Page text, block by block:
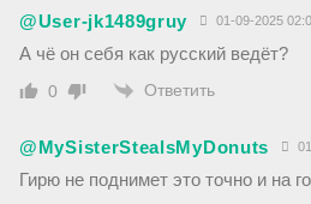
@User-jk1489gruy 01-09-2025
А чё он себя как русский ведёт?
0 Ответить
@MySisterStealsMyDonuts
Гирю не поднимет это точно и на